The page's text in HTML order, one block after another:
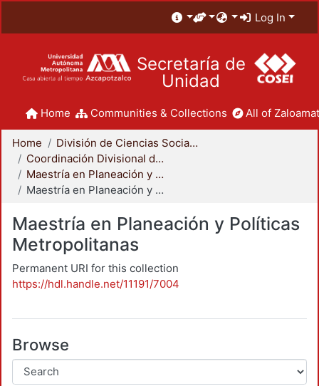
Log In
Secretaría de
Unidad
Home Communities & Collections All of
Home
División de Ciencias Sociales y Humanidades
Coordinación Divisional de Posgrado
Maestría en Planeación y Políticas Metropolitanas
Maestría en Planeación y Políticas Metropolitanas
Maestría en Planeación y Políticas
Metropolitanas
Permanent URI for this collection
https://hdl.handle.net/11191/7004
Browse